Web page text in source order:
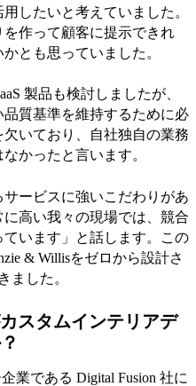
したいと考えていました。
作って顧客に提示できれ
とも思っていました。
製品も検討しましたが、
質基準を維持するために必
いており、自社独自の業務
かったと言います。
ービスに強いこだわりがあ
高い我々の現場では、競合
います」と話します。この
& Willisをゼロから設計さ
ました。
スタムインテリアデ
業である Digital Fusion 社に